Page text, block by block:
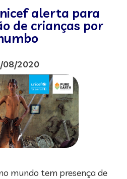
alerta para
de crianças por
08/2020
mundo tem presença de